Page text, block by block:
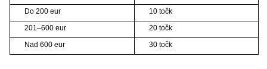
Do 200 eur
10 točk
201–600 eur
20 točk
Nad 600 eur
30 točk